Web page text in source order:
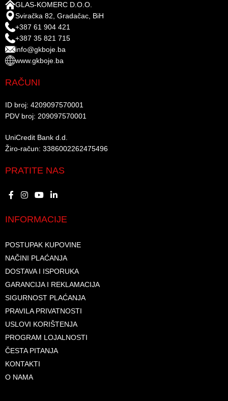
GLAS-KOMERC D.O.O.
Sviračka 82, Gradačac, BiH
+387 61 904 421
+387 35 821 715
info@gkboje.ba
www.gkboje.ba
RAČUNI
ID broj: 4209097570001​
PDV broj: 209097570001 ​
UniCredit Bank d.d.​
Žiro-račun: 3386002262475496​​
PRATITE NAS
INFORMACIJE
POSTUPAK KUPOVINE
NAČINI PLAĆANJA
DOSTAVA I ISPORUKA
GARANCIJA I REKLAMACIJA
SIGURNOST PLAĆANJA
PRAVILA PRIVATNOSTI
USLOVI KORIŠTENJA
PROGRAM LOJALNOSTI
ČESTA PITANJA
KONTAKTI
O NAMA